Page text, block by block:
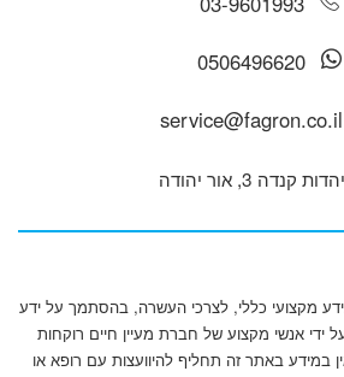
0506496620
service@fagron.co.il
יהדות קנדה 3, אור יהודה
מקצועי כללי, לצרכי העשרה, בהסתמך על ידע
ידי אנשי מקצוע של חברת מעיין חיים רוקחות
באתר זה תחליף להיוועצות עם רופא או